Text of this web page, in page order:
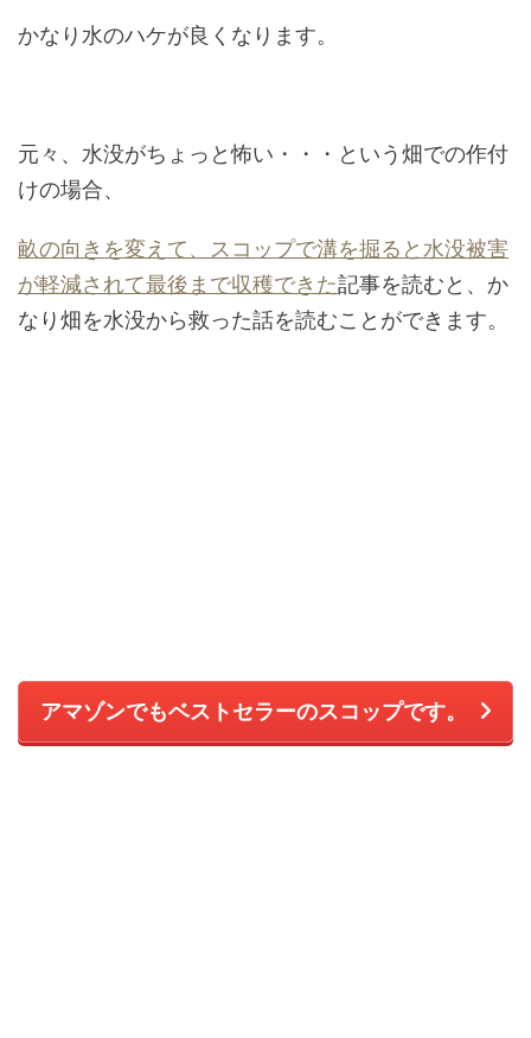
かなり水のハケが良くなります。
元々、水没がちょっと怖い・・・という畑での作付
けの場合、
畝の向きを変えて、スコップで溝を掘ると水没被害
が軽減されて最後まで収穫できた記事を読むと、か
なり畑を水没から救った話を読むことができます。
アマゾンでもベストセラーのスコップです。